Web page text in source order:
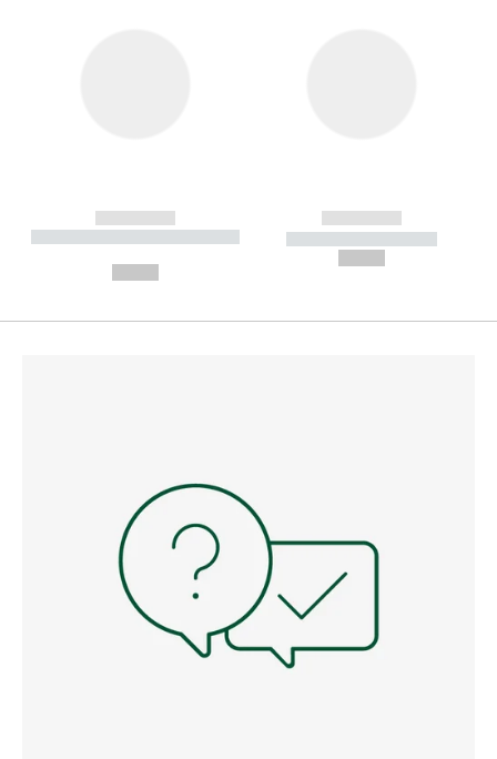
------------
----------- ----------- --------
------------
----------- -----------